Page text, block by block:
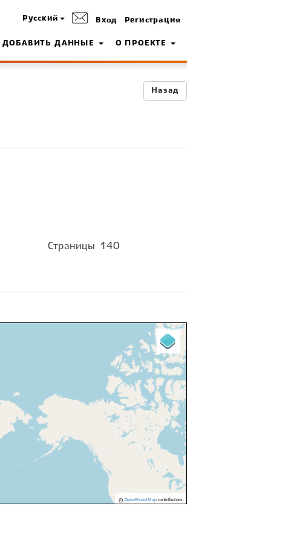
Русский Вход Регистрация
ДОБАВИТЬ ДАННЫЕ О ПРОЕКТЕ
Назад
Страницы 140
© OpenStreetMapcontributors.